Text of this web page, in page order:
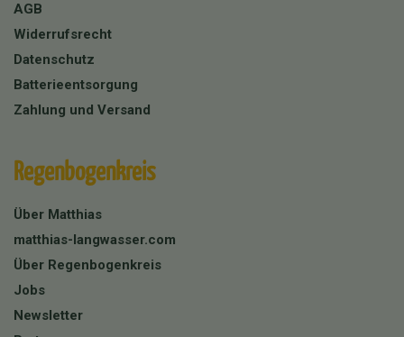
AGB
Widerrufsrecht
Datenschutz
Batterieentsorgung
Zahlung und Versand
Regenbogenkreis
Über Matthias
matthias-langwasser.com
Über Regenbogenkreis
Jobs
Newsletter